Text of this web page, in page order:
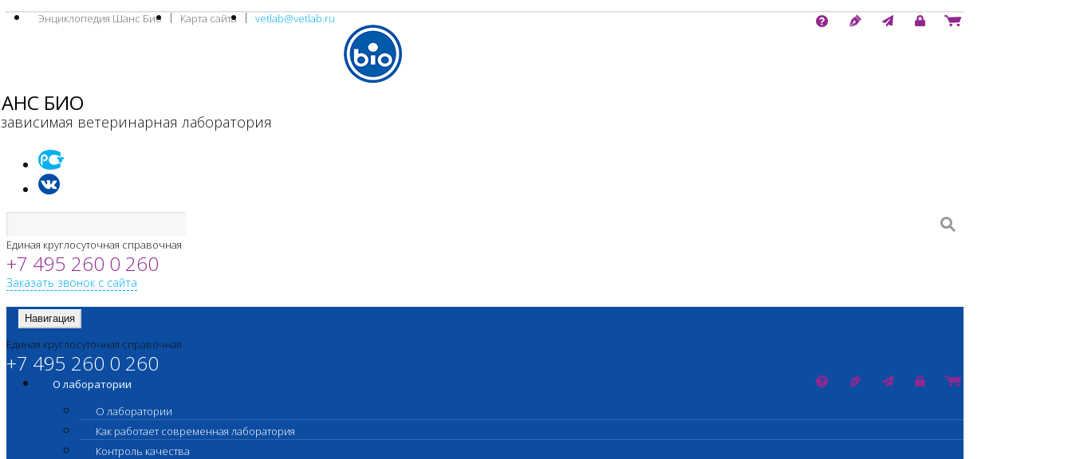
Энциклопедия Шанс Био Карта сайта vetlab@vetlab.ru
БИО
ветеринарная лаборатория
Единая круглосуточная справочная
+7 495 260 0 260
Заказать звонок с сайта
Навигация
Единая круглосуточная справочная
+7 495 260 0 260
О лаборатории
О лаборатории
Как работает современная лаборатория
Контроль качества